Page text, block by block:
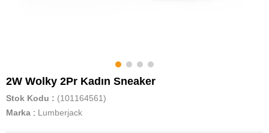
2W Wolky 2Pr Kadın Sneaker
Stok Kodu
(101164561)
Marka : Lumberjack